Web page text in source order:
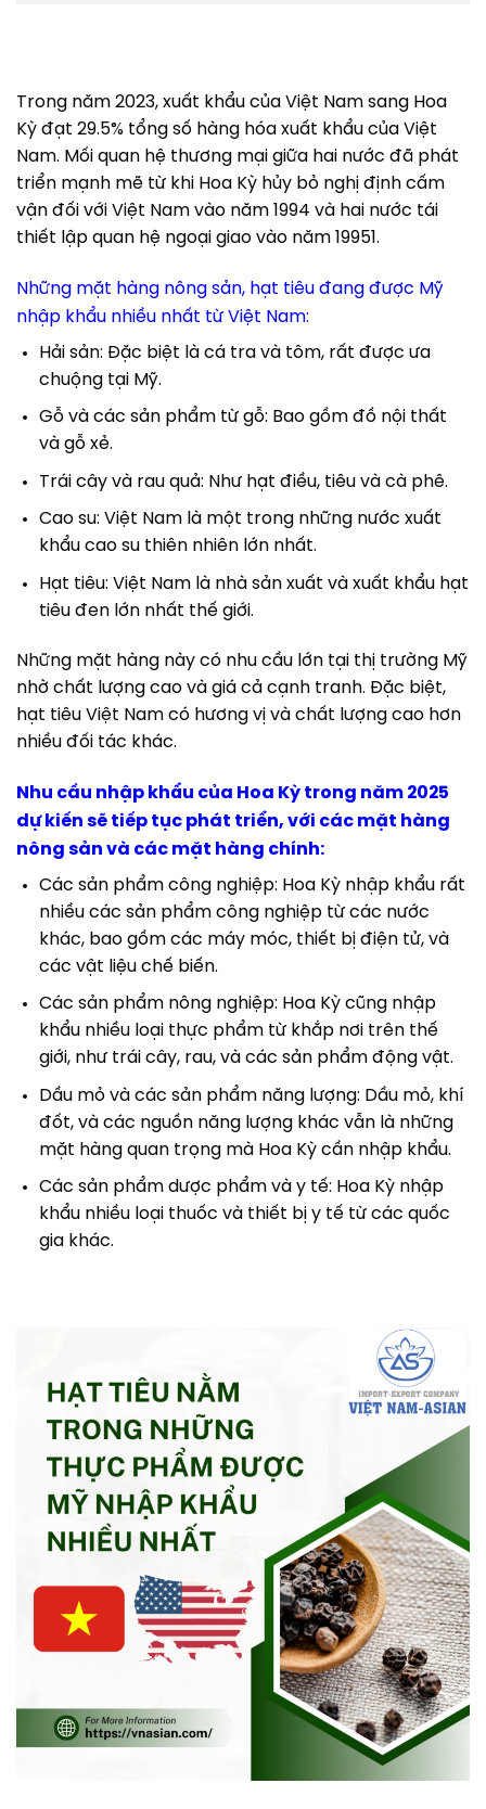
Trong năm 2023, xuất khẩu của Việt Nam sang Hoa
Kỳ đạt 29.5% tổng số hàng hóa xuất khẩu của Việt
Nam. Mối quan hệ thương mại giữa hai nước đã phát
triển mạnh mẽ từ khi Hoa Kỳ hủy bỏ nghị định cấm
vận đối với Việt Nam vào năm 1994 và hai nước tái
thiết lập quan hệ ngoại giao vào năm 19951.
Những mặt hàng nông sản, hạt tiêu đang được Mỹ
nhập khẩu nhiều nhất từ Việt Nam:
Hải sản: Đặc biệt là cá tra và tôm, rất được ưa
chuộng tại Mỹ.
Gỗ và các sản phẩm từ gỗ: Bao gồm đồ nội thất
và gỗ xẻ.
Trái cây và rau quả: Như hạt điều, tiêu và cà phê.
Cao su: Việt Nam là một trong những nước xuất
khẩu cao su thiên nhiên lớn nhất.
Hạt tiêu: Việt Nam là nhà sản xuất và xuất khẩu hạt
tiêu đen lớn nhất thế giới.
Những mặt hàng này có nhu cầu lớn tại thị trường Mỹ
nhờ chất lượng cao và giá cả cạnh tranh. Đặc biệt,
hạt tiêu Việt Nam có hương vị và chất lượng cao hơn
nhiều đối tác khác.
Nhu cầu nhập khẩu của Hoa Kỳ trong năm 2025
dự kiến sẽ tiếp tục phát triển, với các mặt hàng
nông sản và các mặt hàng chính:
Các sản phẩm công nghiệp: Hoa Kỳ nhập khẩu rất
nhiều các sản phẩm công nghiệp từ các nước
khác, bao gồm các máy móc, thiết bị điện tử, và
các vật liệu chế biến.
Các sản phẩm nông nghiệp: Hoa Kỳ cũng nhập
khẩu nhiều loại thực phẩm từ khắp nơi trên thế
giới, như trái cây, rau, và các sản phẩm động vật.
Dầu mỏ và các sản phẩm năng lượng: Dầu mỏ, khí
đốt, và các nguồn năng lượng khác vẫn là những
mặt hàng quan trọng mà Hoa Kỳ cần nhập khẩu.
Các sản phẩm dược phẩm và y tế: Hoa Kỳ nhập
khẩu nhiều loại thuốc và thiết bị y tế từ các quốc
gia khác.